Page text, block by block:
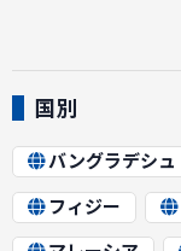
国別
バングラデシュ
フィジー